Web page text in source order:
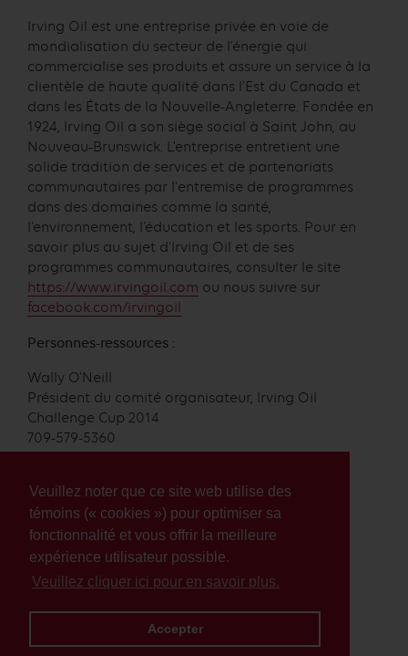
Veuillez noter que ce site web utilise des
témoins (« cookies ») pour optimiser sa
fonctionnalité et vous offrir la meilleure
expérience utilisateur possible.
Veuillez cliquer ici pour en savoir plus.
Accepter
Irving Oil est une entreprise privée en voie de
mondialisation du secteur de l’énergie qui
commercialise ses produits et assure un service à la
clientèle de haute qualité dans l’Est du Canada et
dans les États de la Nouvelle-Angleterre. Fondée en
1924, Irving Oil a son siège social à Saint John, au
Nouveau-Brunswick. L’entreprise entretient une
solide tradition de services et de partenariats
communautaires par l'entremise de programmes
dans des domaines comme la santé,
l’environnement, l’éducation et les sports. Pour en
savoir plus au sujet d’Irving Oil et de ses
programmes communautaires, consulter le site
https://www.irvingoil.com ou nous suivre sur
facebook.com/irvingoil
Personnes-ressources :
Wally O’Neill
Président du comité organisateur, Irving Oil
Challenge Cup 2014
709-579-5360
Pour Paul Rosen,
Rich Libner
306.382.0330 poste 23
mcp@mcptalent.com
Sam Robinson
Relations publiques, Irving Oil
sam.robinson@irvingoil.com